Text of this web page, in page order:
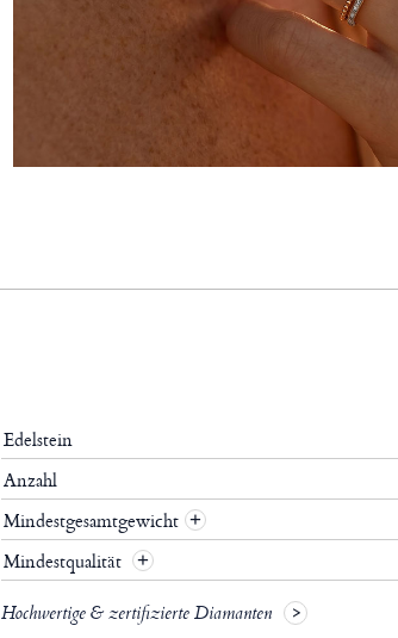
Edelstein
Anzahl
Mindestgesamtgewicht +
Mindestqualität
+
Hochwertige & zertifizierte Diamanten